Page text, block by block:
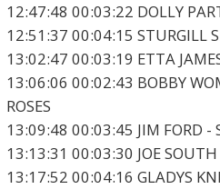
12:47:48 00:03:22 DOLLY
12:51:37 00:04:15 STURGILL
13:02:47 00:03:19 ETTA
13:06:06 00:02:43 BOBBY
ROSES
13:09:48 00:03:45 JIM FORD -
13:13:31 00:03:30 JOE SOUTH
13:17:52 00:04:16 GLADYS